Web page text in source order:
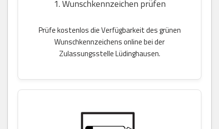
1. Wunschkennzeichen prüfen
Prüfe kostenlos die Verfügbarkeit des grünen
Wunschkennzeichens online bei der
Zulassungsstelle Lüdinghausen.